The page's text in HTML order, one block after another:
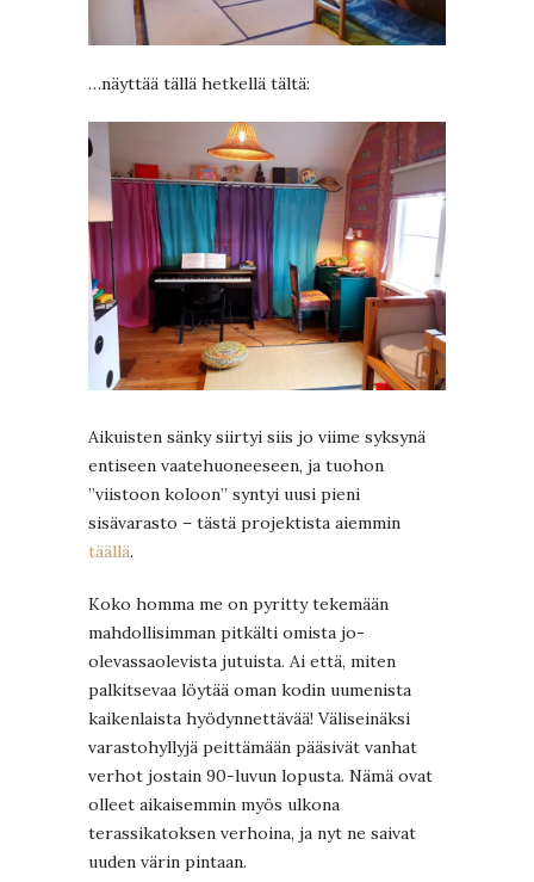
…näyttää tällä hetkellä tältä:
Aikuisten sänky siirtyi siis jo viime syksynä
entiseen vaatehuoneeseen, ja tuohon
”viistoon koloon” syntyi uusi pieni
sisävarasto – tästä projektista aiemmin
täällä.
Koko homma me on pyritty tekemään
mahdollisimman pitkälti omista jo-
olevassaolevista jutuista. Ai että, miten
palkitsevaa löytää oman kodin uumenista
kaikenlaista hyödynnettävää! Väliseinäksi
varastohyllyjä peittämään pääsivät vanhat
verhot jostain 90-luvun lopusta. Nämä ovat
olleet aikaisemmin myös ulkona
terassikatoksen verhoina, ja nyt ne saivat
uuden värin pintaan.